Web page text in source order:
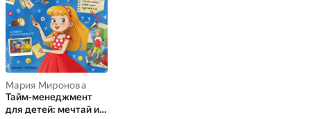
Мария Миронова
Тайм-менеджмент
для детей: мечтай и